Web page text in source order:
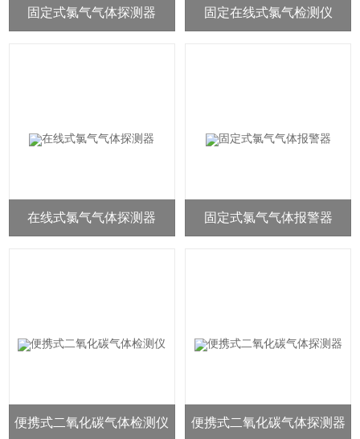
固定式氯气气体探测器 固定在线式氯气检测仪
在线式氯气气体探测器 固定式氯气气体报警器
便携式二氧化碳气体检测仪 便携式二氧化碳气体探测器